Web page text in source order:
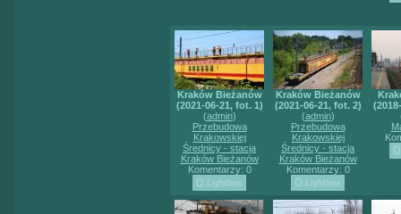
Kraków Bieżanów
(2021-06-21, fot. 1)
(admin)
Przebudowa
Krakowskiej
Średnicy - stacja
Kraków Bieżanów
Komentarzy: 0
Kraków Bieżanów
(2021-06-21, fot. 2)
(admin)
Przebudowa
Krakowskiej
Średnicy - stacja
Kraków Bieżanów
Komentarzy: 0